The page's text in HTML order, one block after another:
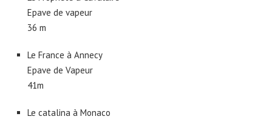
Epave de vapeur
36 m
Le France à Annecy
Epave de Vapeur
41m
Le catalina à Monaco